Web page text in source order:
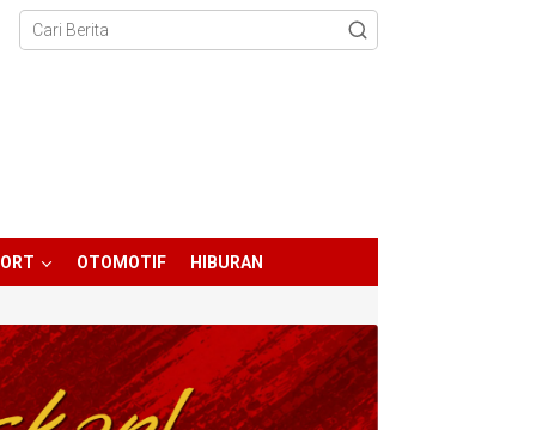
OTOMOTIF HIBURAN